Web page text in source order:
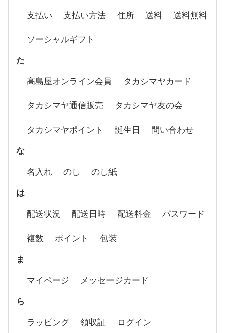
支払い 支払い方法 住所 送料
送料無料
ソーシャルギフト
た
高島屋オンライン会員
タカシマヤカード
タカシマヤ通信販売
タカシマヤ友の会
タカシマヤポイント
誕生日 問い合わせ
な
名入れ のし のし紙
は
配送状況 配送日時 配送料金
パスワード
複数
ポイント 包装
ま
マイページ メッセージカード
ら
ラッピング 領収証 ログイン